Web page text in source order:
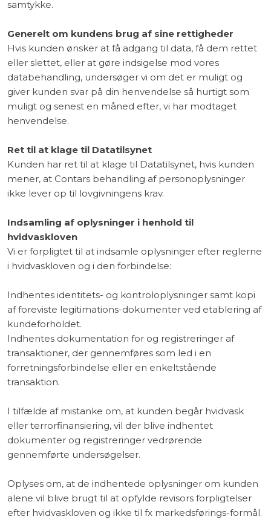
samtykke.
Generelt om kundens brug af sine rettigheder
Hvis kunden ønsker at få adgang til data, få dem rettet
eller slettet, eller at gøre indsigelse mod vores
databehandling, undersøger vi om det er muligt og
giver kunden svar på din henvendelse så hurtigt som
muligt og senest en måned efter, vi har modtaget
henvendelse.
Ret til at klage til Datatilsynet
Kunden har ret til at klage til Datatilsynet, hvis kunden
mener, at Contars behandling af personoplysninger
ikke lever op til lovgivningens krav.
Indsamling af oplysninger i henhold til
hvidvaskloven
Vi er forpligtet til at indsamle oplysninger efter reglerne
i hvidvaskloven og i den forbindelse:
Indhentes identitets- og kontroloplysninger samt kopi
af foreviste legitimations-dokumenter ved etablering af
kundeforholdet.
Indhentes dokumentation for og registreringer af
transaktioner, der gennemføres som led i en
forretningsforbindelse eller en enkeltstående
transaktion.
I tilfælde af mistanke om, at kunden begår hvidvask
eller terrorfinansiering, vil der blive indhentet
dokumenter og registreringer vedrørende
gennemførte undersøgelser.
Oplyses om, at de indhentede oplysninger om kunden
alene vil blive brugt til at opfylde revisors forpligtelser
efter hvidvaskloven og ikke til fx markedsførings-formål.